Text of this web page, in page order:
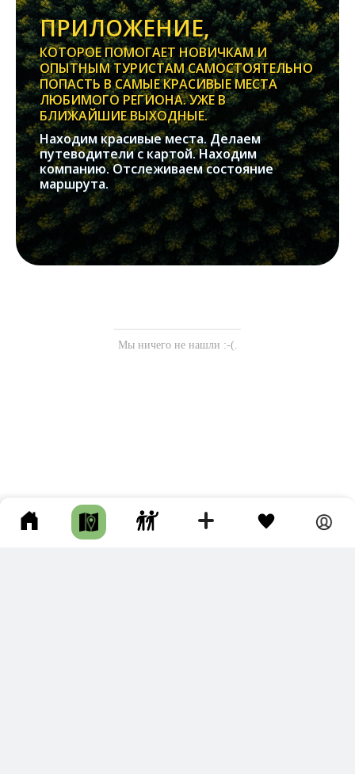
ПРИЛОЖЕНИЕ,
КОТОРОЕ ПОМОГАЕТ НОВИЧКАМ И
ОПЫТНЫМ ТУРИСТАМ САМОСТОЯТЕЛЬНО
ПОПАСТЬ В САМЫЕ КРАСИВЫЕ МЕСТА
ЛЮБИМОГО РЕГИОНА. УЖЕ В
БЛИЖАЙШИЕ ВЫХОДНЫЕ.
Находим красивые места. Делаем
путеводители с картой. Находим
компанию. Отслеживаем состояние
маршрута.
Мы ничего не нашли :-(.